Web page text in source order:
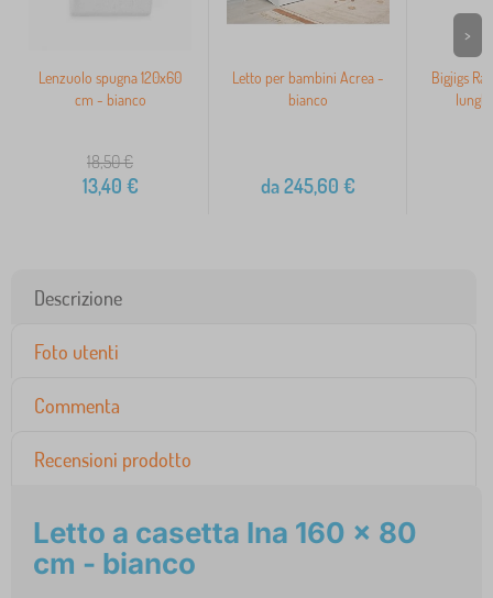
Lenzuolo spugna 120x60
cm - bianco
18,50€
13,40 €
Letto per bambini Acrea -
bianco
da245,60 €
Bigjigs
>
Descrizione
Foto utenti
Commenta
Recensioni prodotto
Letto a casetta Ina 160 x 80
cm - bianco